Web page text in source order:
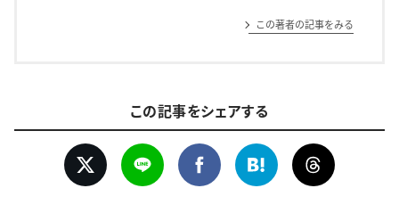
この著者の記事をみる
この記事をシェアする